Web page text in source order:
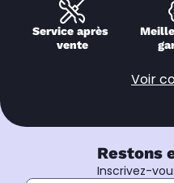
Service après
vente
Voir
Restons
Inscrivez-